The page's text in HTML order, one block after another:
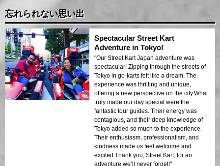
忘れられない思い出
Spectacular Street Kart
Adventure in Tokyo!
"Our Street Kart Japan adventure was
spectacular! Zipping through the streets of
Tokyo in go-karts felt like a dream. The
experience was thrilling and unique,
offering a new perspective on the city.What
truly made our day special were the
fantastic tour guides. Their energy was
contagious, and their deep knowledge of
Tokyo added so much to the experience.
Their enthusiasm, professionalism, and
kindness made us feel welcome and
excited.Thank you, Street Kart, for an
adventure we’ll never forget!"